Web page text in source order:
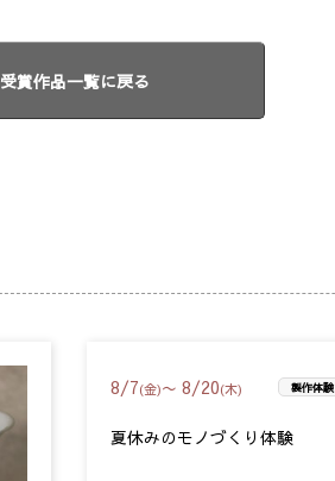
受賞作品一覧に戻る
8/7(金)〜 8/20(木) 製作体験
夏休みのモノづくり体験